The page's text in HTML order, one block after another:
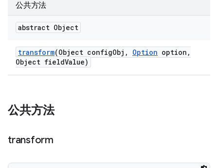
公共方法
abstract Object
transform(Object configObj , Option option ,
Object fieldValue)
公共方法
transform